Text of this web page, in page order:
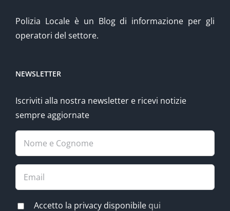
Polizia Locale è un Blog di informazione per gli
operatori del settore.
NEWSLETTER
Iscriviti alla nostra newsletter e ricevi notizie
sempre aggiornate
Accetto la privacy disponibile qui